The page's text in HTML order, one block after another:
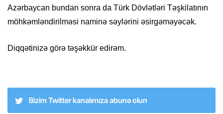
Azərbaycan bundan sonra da Türk Dövlətləri Təşkilatının
möhkəmləndirilməsi naminə səylərini əsirgəməyəcək.
Diqqətinizə görə təşəkkür edirəm.
Bizim Twitter kanalımıza abunə olun